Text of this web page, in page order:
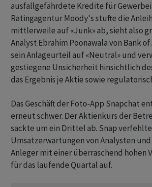
ausfallgefährdete Kredite für
Ratingagentur Moody's stufte die
mittlerweile auf «Junk» ab, sieht also
Analyst Ebrahim Poonawala von Bank
sein Anlageurteil auf «Neutral» und
gestiegene Unsicherheit hinsichtlich
das Ergebnis je Aktie sowie
Das Geschäft der Foto-App Snapchat
erneut schwer. Der Aktienkurs der
sackte um ein Drittel ab. Snap
Umsatzerwartungen von Analysten
Anleger mit einer überraschend hohen
für das laufende Quartal auf.